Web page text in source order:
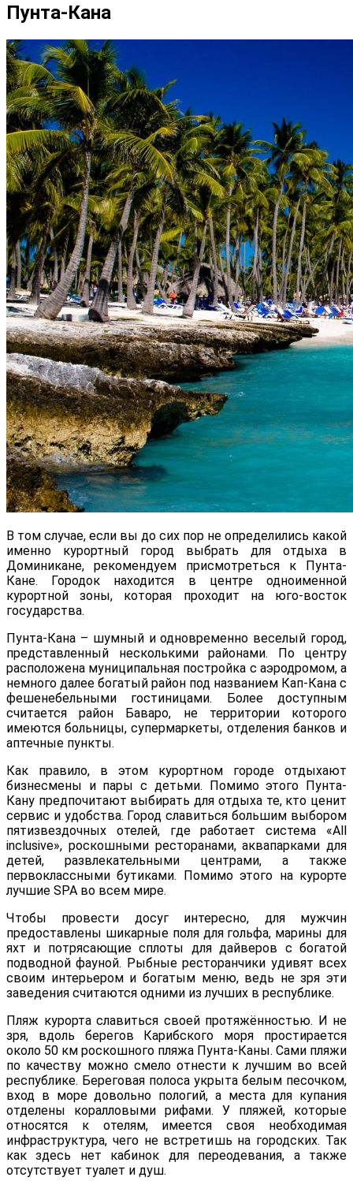
Пунта-Кана
В том случае, если вы до сих пор не определились какой
именно курортный город выбрать для отдыха в
Доминикане, рекомендуем присмотреться к Пунта-
Кане. Городок находится в центре одноименной
курортной зоны, которая проходит на юго-восток
государства.
Пунта-Кана – шумный и одновременно веселый город,
представленный несколькими районами. По центру
расположена муниципальная постройка с аэродромом, а
немного далее богатый район под названием Кап-Кана с
фешенебельными гостиницами. Более доступным
считается район Баваро, не территории которого
имеются больницы, супермаркеты, отделения банков и
аптечные пункты.
Как правило, в этом курортном городе отдыхают
бизнесмены и пары с детьми. Помимо этого Пунта-
Кану предпочитают выбирать для отдыха те, кто ценит
сервис и удобства. Город славиться большим выбором
пятизвездочных отелей, где работает система «All
inclusive», роскошными ресторанами, аквапарками для
детей, развлекательными центрами, а также
первоклассными бутиками. Помимо этого на курорте
лучшие SPA во всем мире.
Чтобы провести досуг интересно, для мужчин
предоставлены шикарные поля для гольфа, марины для
яхт и потрясающие сплоты для дайверов с богатой
подводной фауной. Рыбные ресторанчики удивят всех
своим интерьером и богатым меню, ведь не зря эти
заведения считаются одними из лучших в республике.
Пляж курорта славиться своей протяжённостью. И не
зря, вдоль берегов Карибского моря простирается
около 50 км роскошного пляжа Пунта-Каны. Сами пляжи
по качеству можно смело отнести к лучшим во всей
республике. Береговая полоса укрыта белым песочком,
вход в море довольно пологий, а места для купания
отделены коралловыми рифами. У пляжей, которые
относятся к отелям, имеется своя необходимая
инфраструктура, чего не встретишь на городских. Так
как здесь нет кабинок для переодевания, а также
отсутствует туалет и душ.